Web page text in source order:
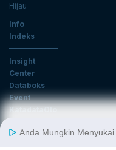
Hijau
Info
Indeks
Insight
Center
Databoks
Event
KatadataOto